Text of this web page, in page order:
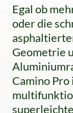
Egal ob
oder die
Geometrie
Camino